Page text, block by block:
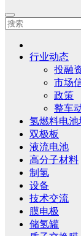
行业动态
投融
市场
政策
整车
氢燃料电池
双极板
液流电池
高分子材料
制氢
设备
技术交流
膜电极
储氢罐